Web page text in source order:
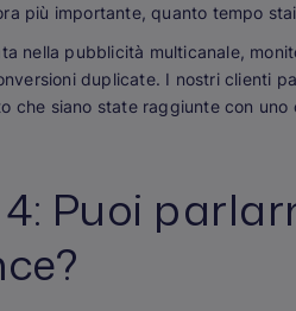
più importante,quanto tempo
nella pubblicità multicanale,
duplicate. I nostri clienti
che siano state raggiunte con uno
Puoi